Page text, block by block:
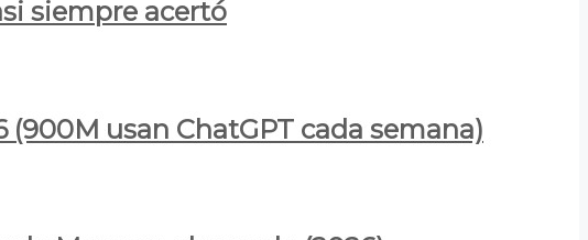
siempre acertó
(900M usan ChatGPT cada semana)